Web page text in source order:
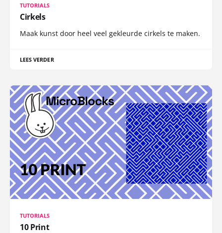
TUTORIALS
Cirkels
Maak kunst door heel veel gekleurde cirkels te maken.
LEES VERDER
TUTORIALS
10 Print